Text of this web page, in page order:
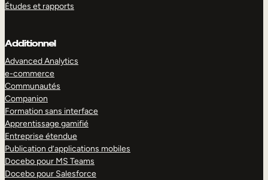
Études et rapports
Additionnel
Advanced Analytics
e-commerce
Communautés
Companion
Formation sans interface
Apprentissage gamifié
Entreprise étendue
Publication d’applications mobiles
Docebo pour MS Teams
Docebo pour Salesforce